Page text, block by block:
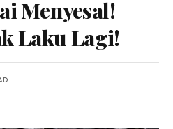
Menyesal!
Laku Lagi!